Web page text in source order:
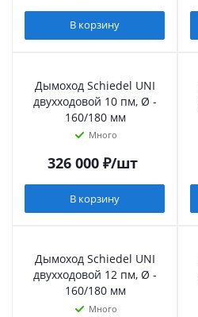
В корзину
Дымоход Schiedel UNI
двухходовой 10 пм, Ø -
160/180 мм
Много
326 000₽/шт
В корзину
Дымоход Schiedel UNI
двухходовой 12 пм, Ø -
160/180 мм
Много